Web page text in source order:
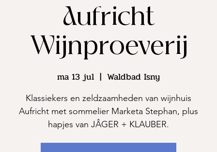
Aufricht
Wijnproeverij
ma 13 jul
  |
Waldbad Isny
Klassiekers en zeldzaamheden van wijnhuis
Aufricht met sommelier Marketa Stephan, plus
hapjes van JÂGER + KLAUBER.